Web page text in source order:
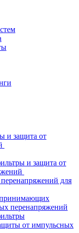
и защита от
и защита от
для
перенапряжений
от импульсных